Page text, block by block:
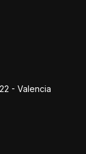
- Valencia